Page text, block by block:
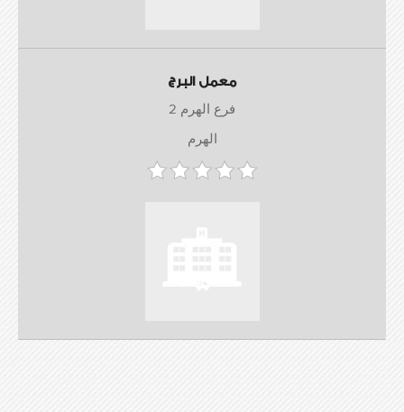
معمل البرج
فرع الهرم 2
الهرم